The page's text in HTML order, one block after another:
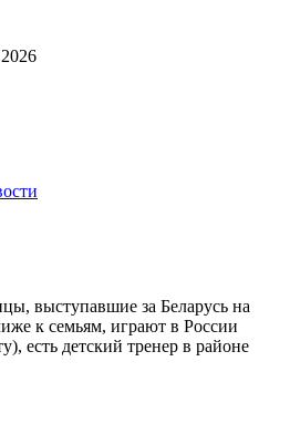
выступавшие за Беларусь на
к семьям, играют в России
есть детский тренер в районе